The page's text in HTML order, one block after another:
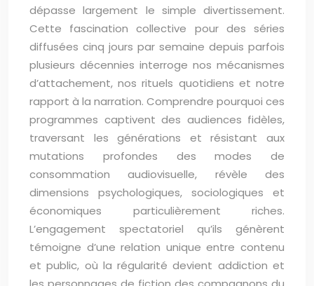
dépasse largement le simple divertissement.
Cette fascination collective pour des séries
diffusées cinq jours par semaine depuis parfois
plusieurs décennies interroge nos mécanismes
d’attachement, nos rituels quotidiens et notre
rapport à la narration. Comprendre pourquoi ces
programmes captivent des audiences fidèles,
traversant les générations et résistant aux
mutations profondes des modes de
consommation audiovisuelle, révèle des
dimensions psychologiques, sociologiques et
économiques particulièrement riches.
L’engagement spectatoriel qu’ils génèrent
témoigne d’une relation unique entre contenu
et public, où la régularité devient addiction et